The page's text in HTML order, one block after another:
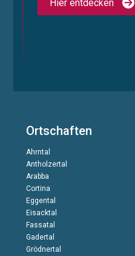
Hier entdecken
Ortschaften
Ahrntal
Antholzertal
Arabba
Cortina
Eggental
Eisacktal
Fassatal
Gadertal
Grödnertal